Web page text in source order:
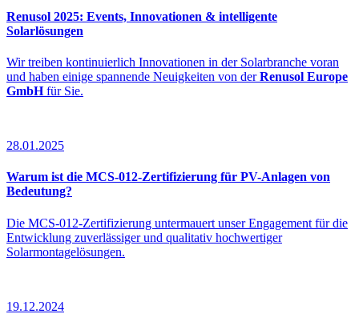
Renusol 2025: Events, Innovationen & intelligente
Solarlösungen
Wir treiben kontinuierlich Innovationen in der Solarbranche voran
und haben einige spannende Neuigkeiten von derRenusol Europe
GmbHfür Sie.
28.01.2025
Warum ist die MCS-012-Zertifizierung für PV-Anlagen von
Bedeutung?
Die MCS-012-Zertifizierung untermauert unser Engagement für die
Entwicklung zuverlässiger und qualitativ hochwertiger
Solarmontagelösungen.
19.12.2024